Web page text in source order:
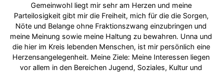
Gemeinwohl liegt mir sehr am Herzen und meine
Parteilosigkeit gibt mir die Freiheit, mich für die die Sorgen,
Nöte und Belange ohne Fraktionszwang einzubringen und
meine Meinung sowie meine Haltung zu bewahren. Unna und
die hier im Kreis lebenden Menschen, ist mir persönlich eine
Herzensangelegenheit. Meine Ziele: Meine Interessen liegen
vor allem in den Bereichen Jugend, Soziales, Kultur und